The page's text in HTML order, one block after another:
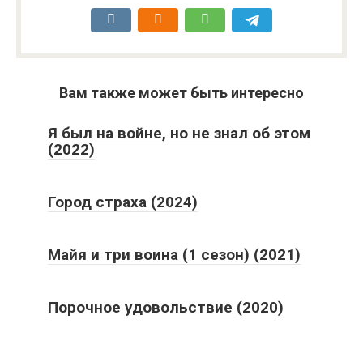
Вам также может быть интересно
Я был на войне, но не знал об этом
(2022)
Город страха (2024)
Майя и три воина (1 сезон) (2021)
Порочное удовольствие (2020)